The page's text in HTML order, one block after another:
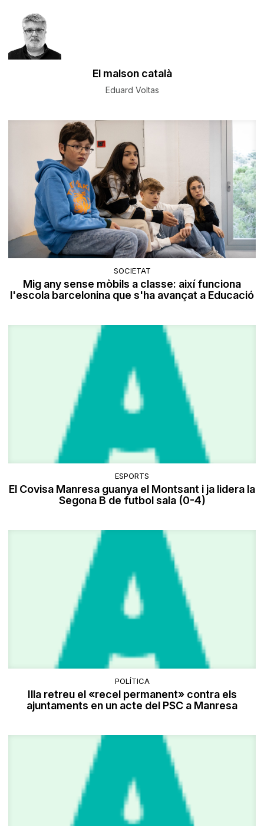
El malson català
Eduard Voltas
SOCIETAT
Mig any sense mòbils a classe: així funciona
l'escola barcelonina que s'ha avançat a Educació
ESPORTS
El Covisa Manresa guanya el Montsant i ja lidera la
Segona B de futbol sala (0-4)
POLÍTICA
Illa retreu el «recel permanent» contra els
ajuntaments en un acte del PSC a Manresa